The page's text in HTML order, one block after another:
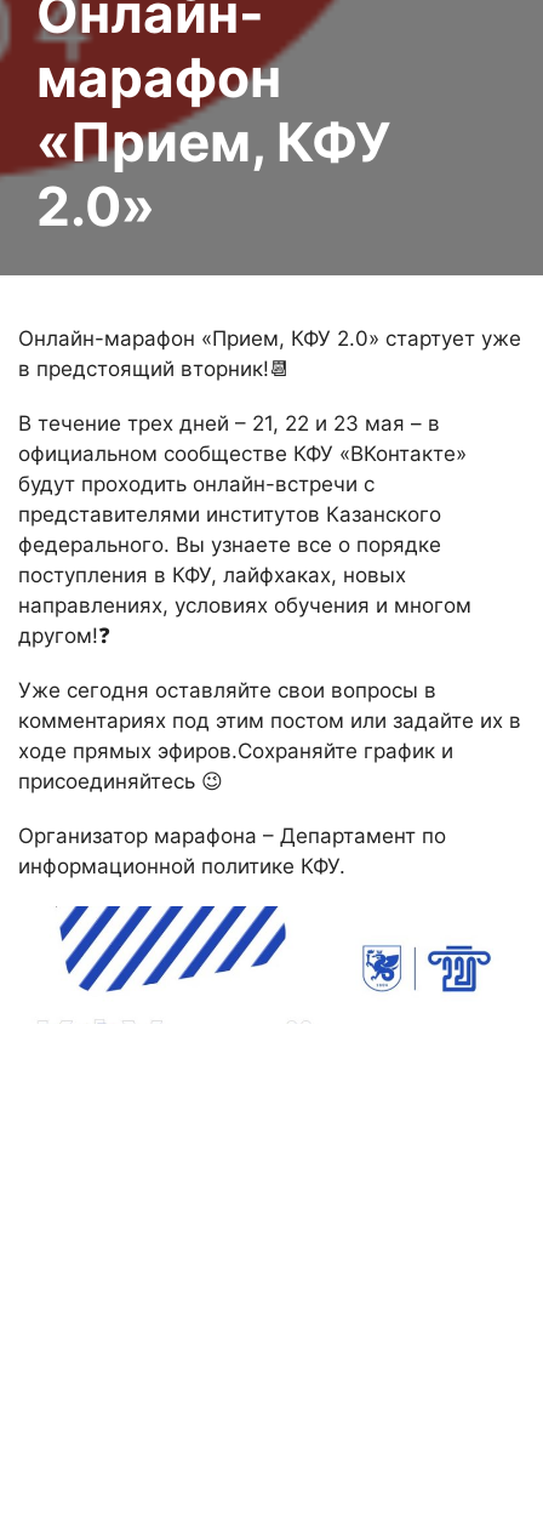
Онлайн-
марафон
«Прием, КФУ
2.0»
Онлайн-марафон «Прием, КФУ 2.0» стартует уже
в предстоящий вторник!📆
В течение трех дней – 21, 22 и 23 мая – в
официальном сообществе КФУ «ВКонтакте»
будут проходить онлайн-встречи с
представителями институтов Казанского
федерального. Вы узнаете все о порядке
поступления в КФУ, лайфхаках, новых
направлениях, условиях обучения и многом
другом!❓
Уже сегодня оставляйте свои вопросы в
комментариях под этим постом или задайте их в
ходе прямых эфиров.Сохраняйте график и
присоединяйтесь 😉
Организатор марафона – Департамент по
информационной политике КФУ.